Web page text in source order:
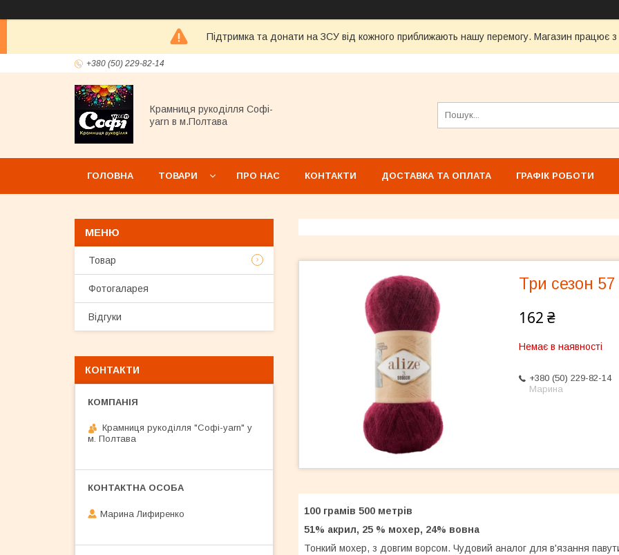
Підтримка та донати на ЗСУ від кожного приближають нашу перемогу. Магазин працює
+380 (50) 229-82-14
Крамниця рукоділля Софі-
yarn в м.Полтава
ГОЛОВНА ТОВАРИ ПРО НАС КОНТАКТИ ДОСТАВКА ТА ОПЛАТА ГРАФІК РОБОТИ
Три сезон
162 ₴
Немає в наявності
+380 (50) 229-82-14
Марина
100 грамів 500 метрів
51% акрил, 25 % мохер, 24% вовна
Тонкий мохер, з довгим ворсом. Чудовий аналог для в'язання
Товар
Фотогаларея
Відгуки
КОНТАКТИ
Крамниця рукоділля "Софі-yarn" у
м. Полтава
Марина Лифиренко